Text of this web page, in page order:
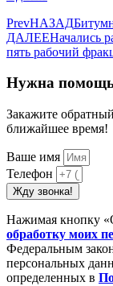
PrevНАЗАД
ДАЛЕЕНачались
пять рабочий
Нужна
Закажите
ближайшее время!
Ваше имя
Телефон
Жду звонка!
Нажимая кнопку
обработку моих
Федеральным
персональных
определенных в